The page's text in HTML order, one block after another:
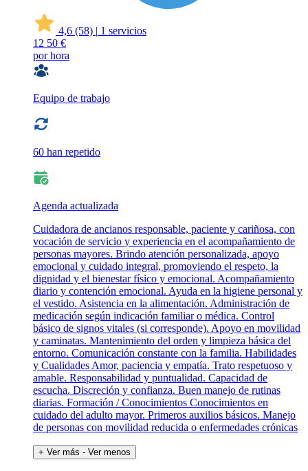
4,6 (58) | 1 servicios
12 50 €
por hora
Equipo de trabajo
60 han repetido
Agenda actualizada
Cuidadora de ancianos responsable, paciente y cariñosa, con
vocación de servicio y experiencia en el acompañamiento de
personas mayores. Brindo atención personalizada, apoyo
emocional y cuidado integral, promoviendo el respeto, la
dignidad y el bienestar físico y emocional. Acompañamiento
diario y contención emocional. Ayuda en la higiene personal y
el vestido. Asistencia en la alimentación. Administración de
medicación según indicación familiar o médica. Control
básico de signos vitales (si corresponde). Apoyo en movilidad
y caminatas. Mantenimiento del orden y limpieza básica del
entorno. Comunicación constante con la familia. Habilidades
y Cualidades Amor, paciencia y empatía. Trato respetuoso y
amable. Responsabilidad y puntualidad. Capacidad de
escucha. Discreción y confianza. Buen manejo de rutinas
diarias. Formación / Conocimientos Conocimientos en
cuidado del adulto mayor. Primeros auxilios básicos. Manejo
de personas con movilidad reducida o enfermedades crónicas
+ Ver más - Ver menos